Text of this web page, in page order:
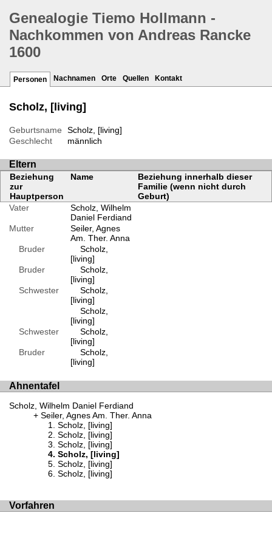
Genealogie Tiemo Hollmann -
Nachkommen von Andreas Rancke
1600
Personen Nachnamen Orte Quellen Kontakt
Scholz, [living]
Geburtsname
Scholz, [living]
Geschlecht
männlich
Eltern
Beziehung
zur
Hauptperson
Name
Beziehung innerhalb dieser
Familie (wenn nicht durch
Geburt)
Vater
Scholz, Wilhelm
Daniel Ferdiand
Mutter
Seiler, Agnes
Am. Ther. Anna
Bruder
Scholz,
[living]
Bruder
Scholz,
[living]
Schwester
Scholz,
[living]
Scholz,
[living]
Schwester
Scholz,
[living]
Bruder
Scholz,
[living]
Ahnentafel
Scholz, Wilhelm Daniel Ferdiand
Seiler, Agnes Am. Ther. Anna
Scholz, [living]
Scholz, [living]
Scholz, [living]
Scholz, [living]
Scholz, [living]
Scholz, [living]
Vorfahren